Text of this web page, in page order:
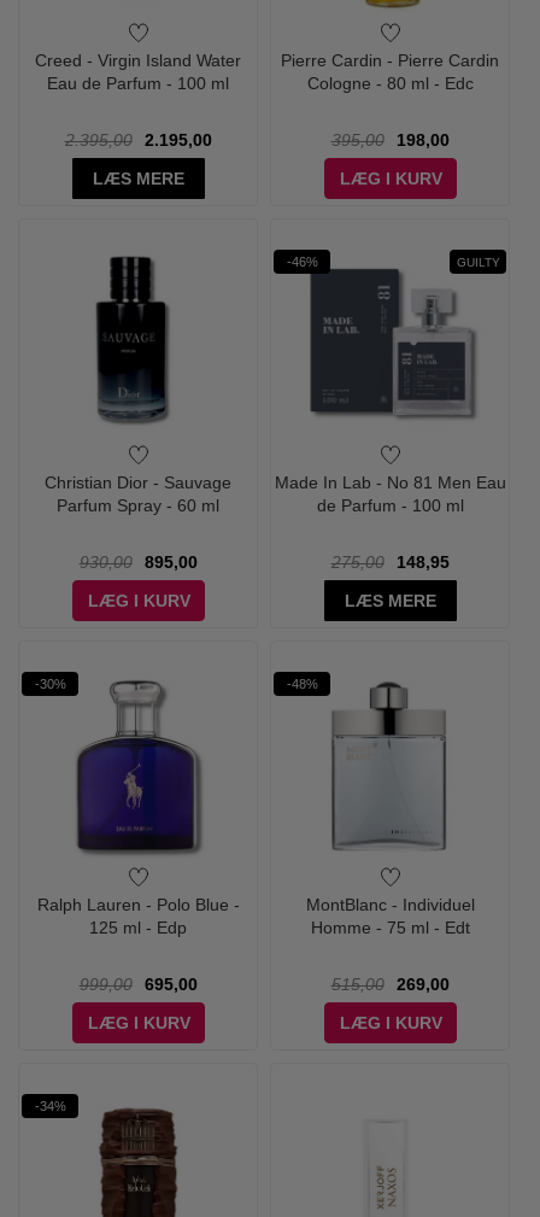
Creed - Virgin Island Water
Eau de Parfum - 100 ml
2.395,00
2.195,00
LÆS MERE
Pierre Cardin - Pierre Cardin
Cologne - 80 ml - Edc
395,00
198,00
LÆG I KURV
Christian Dior - Sauvage
Parfum Spray - 60 ml
930,00
895,00
LÆG I KURV
-46% GUILTY
Made In Lab - No 81 Men Eau
de Parfum - 100 ml
275,00
148,95
LÆS MERE
-30%
Ralph Lauren - Polo Blue -
125 ml - Edp
999,00
695,00
LÆG I KURV
-48%
MontBlanc - Individuel
Homme - 75 ml - Edt
515,00
269,00
LÆG I KURV
-34%